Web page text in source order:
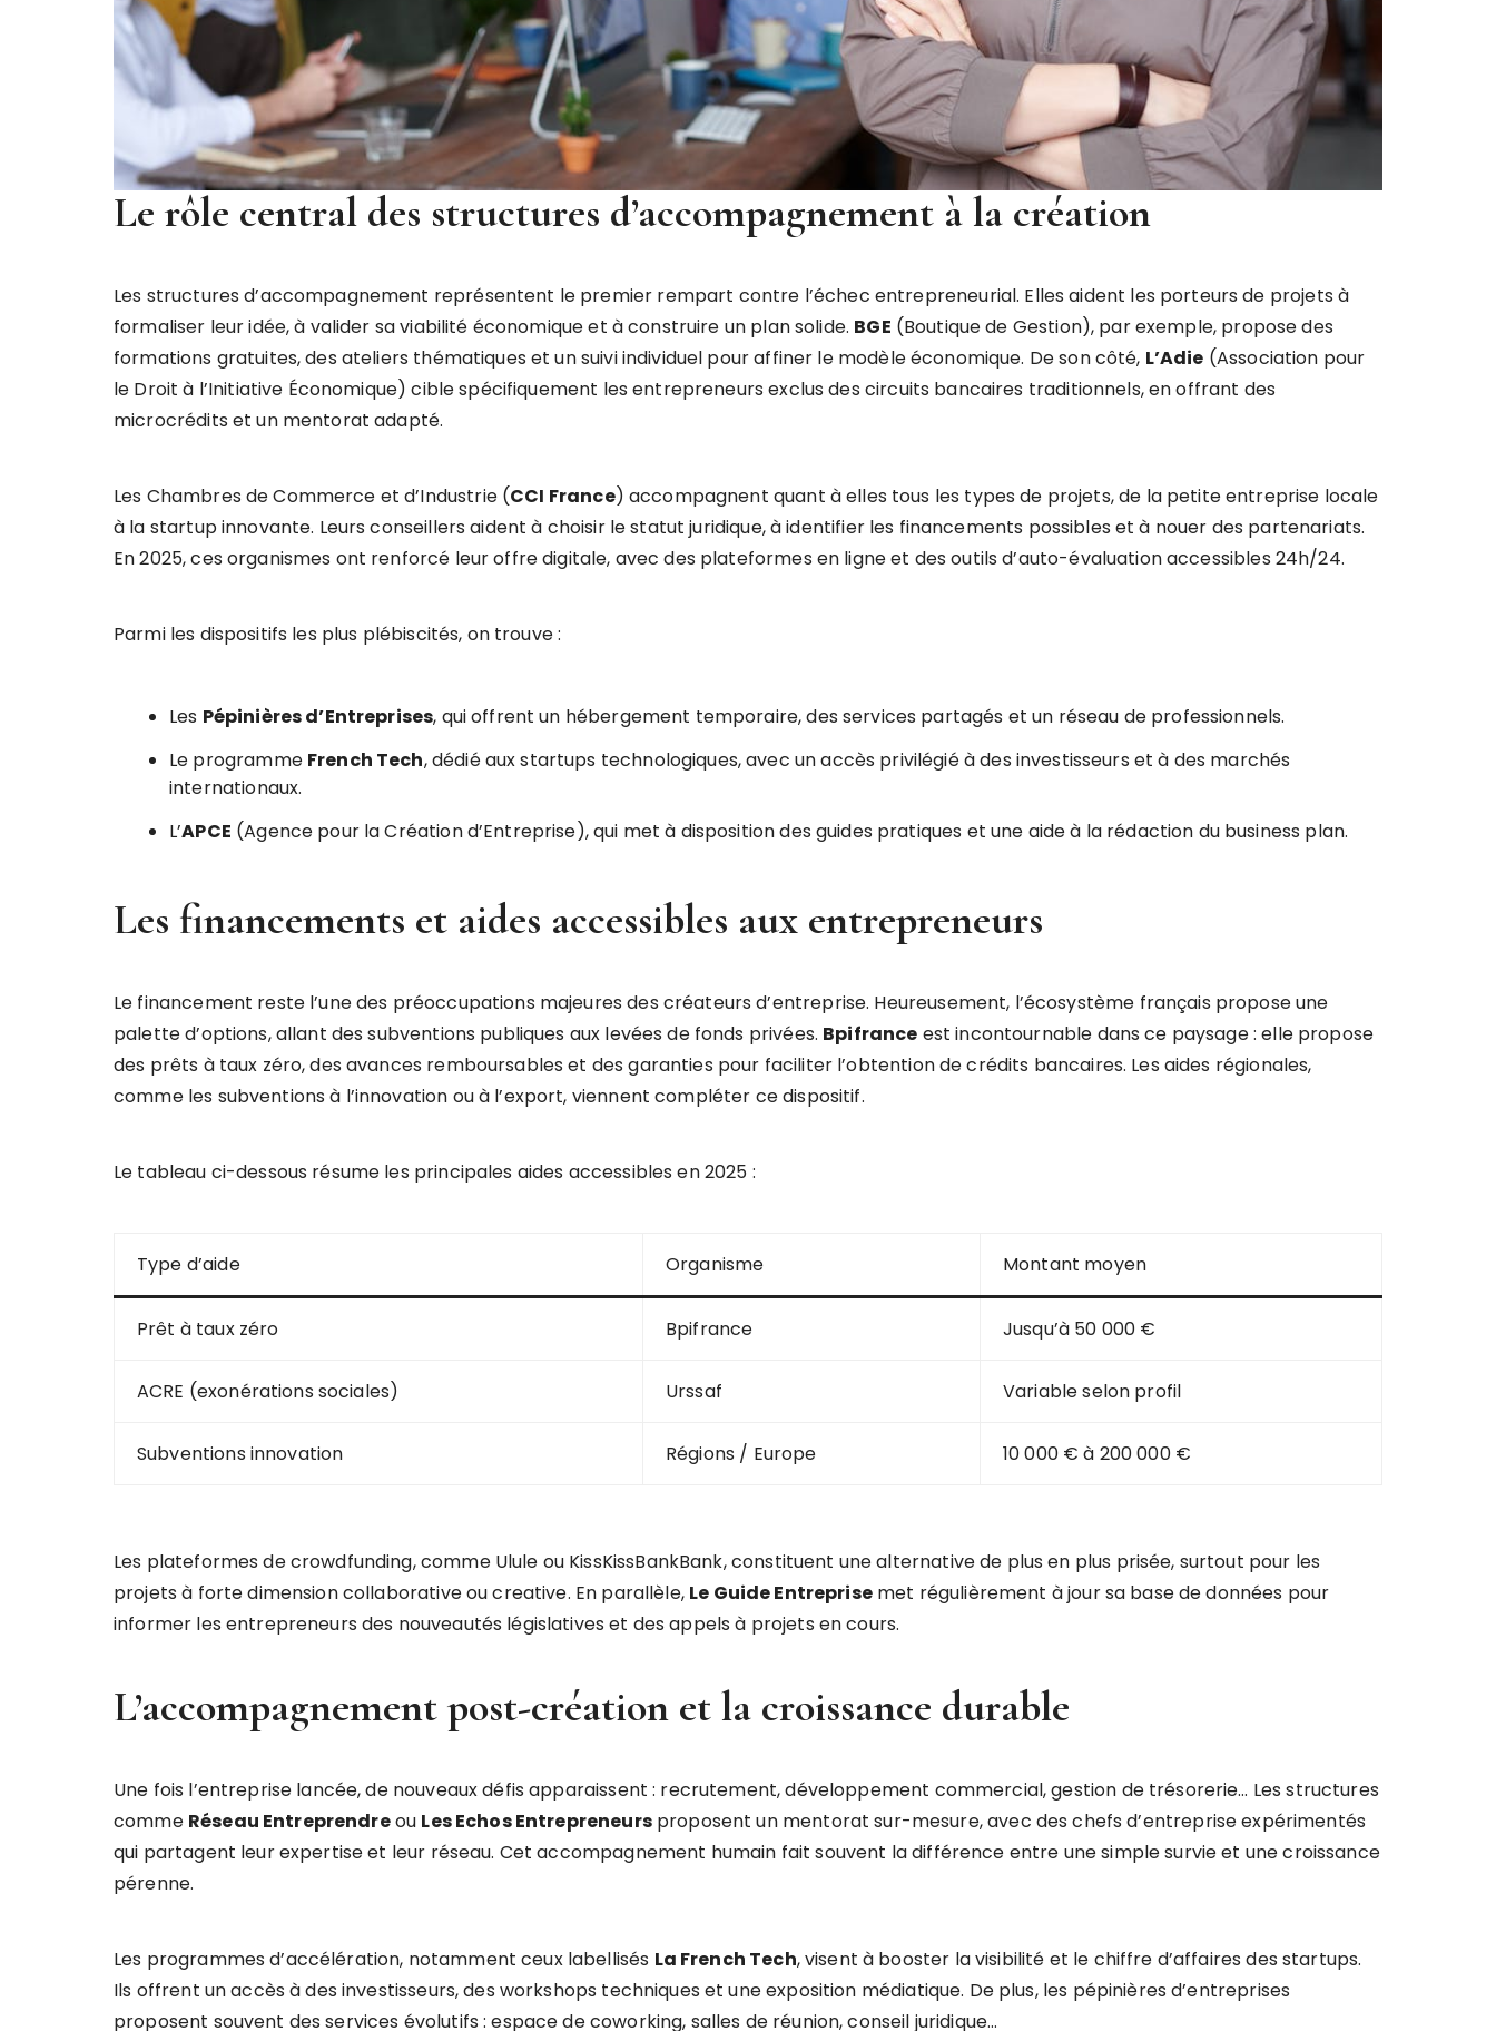
Le rôle central des structures d’accompagnement à la création
Les structures d’accompagnement représentent le premier rempart contre l’échec entrepreneurial. Elles aident les porteurs de projets à
formaliser leur idée, à valider sa viabilité économique et à construire un plan solide. BGE (Boutique de Gestion), par exemple, propose des
formations gratuites, des ateliers thématiques et un suivi individuel pour affiner le modèle économique. De son côté, L’Adie (Association pour
le Droit à l’Initiative Économique) cible spécifiquement les entrepreneurs exclus des circuits bancaires traditionnels, en offrant des
microcrédits et un mentorat adapté.
Les Chambres de Commerce et d’Industrie (CCI France) accompagnent quant à elles tous les types de projets, de la petite entreprise locale
à la startup innovante. Leurs conseillers aident à choisir le statut juridique, à identifier les financements possibles et à nouer des partenariats.
En 2025, ces organismes ont renforcé leur offre digitale, avec des plateformes en ligne et des outils d’auto-évaluation accessibles 24h/24.
Parmi les dispositifs les plus plébiscités, on trouve :
Les Pépinières d’Entreprises, qui offrent un hébergement temporaire, des services partagés et un réseau de professionnels.
Le programme French Tech, dédié aux startups technologiques, avec un accès privilégié à des investisseurs et à des marchés
internationaux.
L’APCE (Agence pour la Création d’Entreprise), qui met à disposition des guides pratiques et une aide à la rédaction du business plan.
Les financements et aides accessibles aux entrepreneurs
Le financement reste l’une des préoccupations majeures des créateurs d’entreprise. Heureusement, l’écosystème français propose une
palette d’options, allant des subventions publiques aux levées de fonds privées. Bpifrance est incontournable dans ce paysage : elle propose
des prêts à taux zéro, des avances remboursables et des garanties pour faciliter l’obtention de crédits bancaires. Les aides régionales,
comme les subventions à l’innovation ou à l’export, viennent compléter ce dispositif.
Le tableau ci-dessous résume les principales aides accessibles en 2025 :
Type d’aide Organisme Montant moyen
Prêt à taux zéro Bpifrance Jusqu’à 50 000 €
ACRE (exonérations sociales) Urssaf Variable selon profil
Subventions innovation Régions / Europe 10 000 € à 200 000 €
Les plateformes de crowdfunding, comme Ulule ou KissKissBankBank, constituent une alternative de plus en plus prisée, surtout pour les
projets à forte dimension collaborative ou creative. En parallèle, Le Guide Entreprisemet régulièrement à jour sa base de données pour
informer les entrepreneurs des nouveautés législatives et des appels à projets en cours.
L’accompagnement post-création et la croissance durable
Une fois l’entreprise lancée, de nouveaux défis apparaissent : recrutement, développement commercial, gestion de trésorerie… Les structures
comme Réseau Entreprendreou Les Echos Entrepreneursproposent un mentorat sur-mesure, avec des chefs d’entreprise expérimentés
qui partagent leur expertise et leur réseau. Cet accompagnement humain fait souvent la différence entre une simple survie et une croissance
pérenne.
Les programmes d’accélération, notamment ceux labellisés La French Tech, visent à booster la visibilité et le chiffre d’affaires des startups.
Ils offrent un accès à des investisseurs, des workshops techniques et une exposition médiatique. De plus, les pépinières d’entreprises
proposent souvent des services évolutifs : espace de coworking, salles de réunion, conseil juridique…